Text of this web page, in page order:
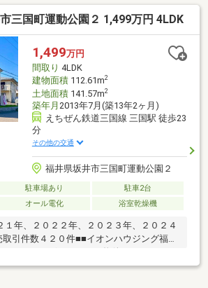
♪【周辺環境】・三国北小学校 徒歩９分・
・スーパー 徒歩１０分・コンビニ 徒歩
住まいのＫＯＥＩイオンハウジングの加
す。担当：森崎 宗平 TEL：080-6235-
三国町運動公園２ 1,499万円 4LDK
1,499万円
間取り 4LDK
建物面積112.61m2
土地面積141.57m2
築年月 2013年7月(築13年2ヶ月)
えちぜん鉄道三国線 三国駅 徒歩23
分
その他の交通
福井県坂井市三国町運動公園２
駐車場あり
駐車2台
オール電化 浴室乾燥機
年、２０２２年、２０２３年、２０２４
引件数４２０件■■イオンハウジング福井
♪・オール電化♪・築１３年の美鄭♪【周